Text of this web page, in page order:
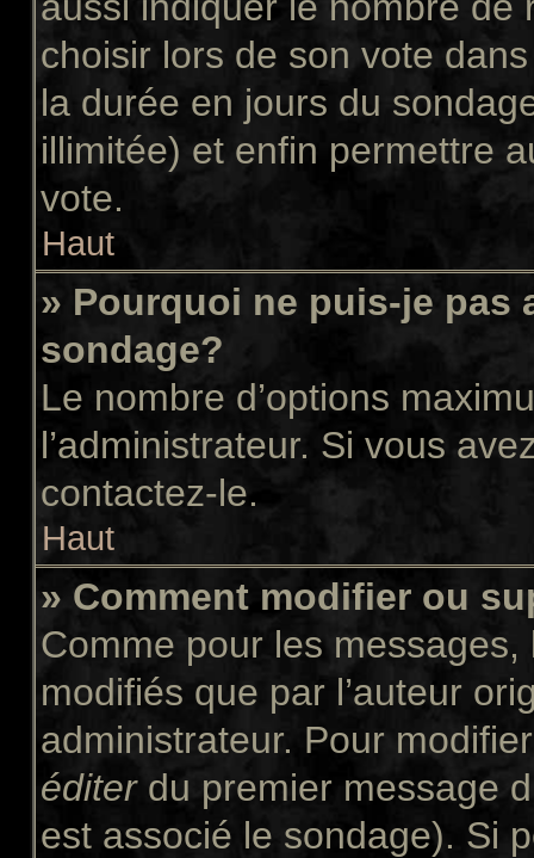
choisir lors de son vote
la durée en jours du
illimitée) et enfin permettre
vote.
Haut
» Pourquoi ne puis-je pas
sondage?
Le nombre d’options
l’administrateur. Si vous
contactez-le.
Haut
» Comment modifier ou
Comme pour les
modifiés que par l’auteur
administrateur. Pour
éditerdu premier message
est associé le sondage). Si